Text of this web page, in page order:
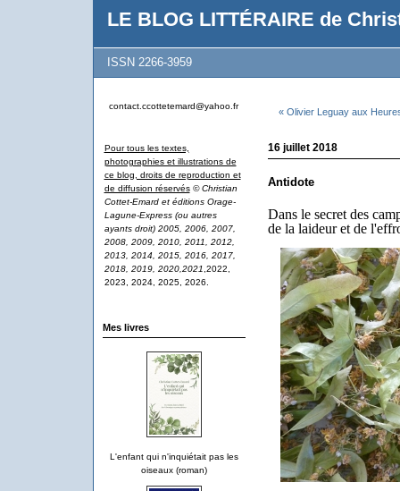
LE BLOG LITTÉRAIRE de
ISSN 2266-3959
contact.ccottetemard@yahoo.fr
Pour tous les textes,
photographies et illustrations de
ce blog, droits de reproduction et
de diffusion réservés © Christian
Cottet-Emard et éditions Orage-
Lagune-Express (ou autres
ayants droit) 2005, 2006, 2007,
2008, 2009, 2010, 2011, 2012,
2013, 2014, 2015, 2016, 2017,
2018, 2019, 2020,2021 ,2022,
2023, 2024, 2025, 2026.
Mes livres
L'enfant qui n'inquiétait pas les
oiseaux (roman)
« Olivier Leguay aux
16 juillet 2018
Antidote
Dans le secret des
de la laideur et de